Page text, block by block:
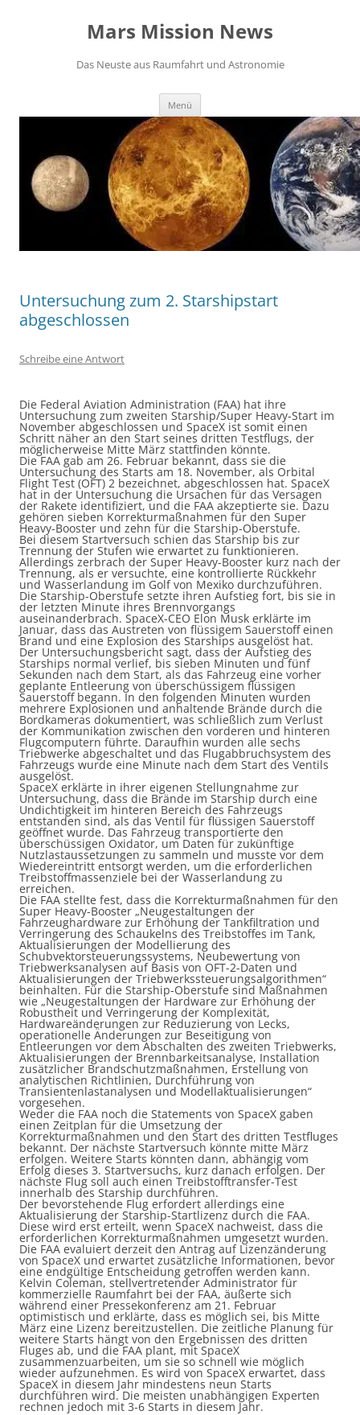
Mars Mission News
Das Neuste aus Raumfahrt und Astronomie
Menü
Untersuchung zum 2. Starshipstart
abgeschlossen
Schreibe eine Antwort
Die Federal Aviation Administration (FAA) hat ihre
Untersuchung zum zweiten Starship/Super Heavy-Start im
November abgeschlossen und SpaceX ist somit einen
Schritt näher an den Start seines dritten Testflugs, der
möglicherweise Mitte März stattfinden könnte.
Die FAA gab am 26. Februar bekannt, dass sie die
Untersuchung des Starts am 18. November, als Orbital
Flight Test (OFT) 2 bezeichnet, abgeschlossen hat. SpaceX
hat in der Untersuchung die Ursachen für das Versagen
der Rakete identifiziert, und die FAA akzeptierte sie. Dazu
gehören sieben Korrekturmaßnahmen für den Super
Heavy-Booster und zehn für die Starship-Oberstufe.
Bei diesem Startversuch schien das Starship bis zur
Trennung der Stufen wie erwartet zu funktionieren.
Allerdings zerbrach der Super Heavy-Booster kurz nach der
Trennung, als er versuchte, eine kontrollierte Rückkehr
und Wasserlandung im Golf von Mexiko durchzuführen.
Die Starship-Oberstufe setzte ihren Aufstieg fort, bis sie in
der letzten Minute ihres Brennvorgangs
auseinanderbrach. SpaceX-CEO Elon Musk erklärte im
Januar, dass das Austreten von flüssigem Sauerstoff einen
Brand und eine Explosion des Starships ausgelöst hat.
Der Untersuchungsbericht sagt, dass der Aufstieg des
Starships normal verlief, bis sieben Minuten und fünf
Sekunden nach dem Start, als das Fahrzeug eine vorher
geplante Entleerung von überschüssigem flüssigen
Sauerstoff begann. In den folgenden Minuten wurden
mehrere Explosionen und anhaltende Brände durch die
Bordkameras dokumentiert, was schließlich zum Verlust
der Kommunikation zwischen den vorderen und hinteren
Flugcomputern führte. Daraufhin wurden alle sechs
Triebwerke abgeschaltet und das Flugabbruchsystem des
Fahrzeugs wurde eine Minute nach dem Start des Ventils
ausgelöst.
SpaceX erklärte in ihrer eigenen Stellungnahme zur
Untersuchung, dass die Brände im Starship durch eine
Undichtigkeit im hinteren Bereich des Fahrzeugs
entstanden sind, als das Ventil für flüssigen Sauerstoff
geöffnet wurde. Das Fahrzeug transportierte den
überschüssigen Oxidator, um Daten für zukünftige
Nutzlastaussetzungen zu sammeln und musste vor dem
Wiedereintritt entsorgt werden, um die erforderlichen
Treibstoffmassenziele bei der Wasserlandung zu
erreichen.
Die FAA stellte fest, dass die Korrekturmaßnahmen für den
Super Heavy-Booster „Neugestaltungen der
Fahrzeughardware zur Erhöhung der Tankfiltration und
Verringerung des Schaukelns des Treibstoffes im Tank,
Aktualisierungen der Modellierung des
Schubvektorsteuerungssystems, Neubewertung von
Triebwerksanalysen auf Basis von OFT-2-Daten und
Aktualisierungen der Triebwerkssteuerungsalgorithmen“
beinhalten. Für die Starship-Oberstufe sind Maßnahmen
wie „Neugestaltungen der Hardware zur Erhöhung der
Robustheit und Verringerung der Komplexität,
Hardwareänderungen zur Reduzierung von Lecks,
operationelle Änderungen zur Beseitigung von
Entleerungen vor dem Abschalten des zweiten Triebwerks,
Aktualisierungen der Brennbarkeitsanalyse, Installation
zusätzlicher Brandschutzmaßnahmen, Erstellung von
analytischen Richtlinien, Durchführung von
Transientenlastanalysen und Modellaktualisierungen“
vorgesehen.
Weder die FAA noch die Statements von SpaceX gaben
einen Zeitplan für die Umsetzung der
Korrekturmaßnahmen und den Start des dritten Testfluges
bekannt. Der nächste Startversuch könnte mitte März
erfolgen. Weitere Starts könnten dann, abhängig vom
Erfolg dieses 3. Startversuchs, kurz danach erfolgen. Der
nächste Flug soll auch einen Treibstofftransfer-Test
innerhalb des Starship durchführen.
Der bevorstehende Flug erfordert allerdings eine
Aktualisierung der Starship-Startlizenz durch die FAA.
Diese wird erst erteilt, wenn SpaceX nachweist, dass die
erforderlichen Korrekturmaßnahmen umgesetzt wurden.
Die FAA evaluiert derzeit den Antrag auf Lizenzänderung
von SpaceX und erwartet zusätzliche Informationen, bevor
eine endgültige Entscheidung getroffen werden kann.
Kelvin Coleman, stellvertretender Administrator für
kommerzielle Raumfahrt bei der FAA, äußerte sich
während einer Pressekonferenz am 21. Februar
optimistisch und erklärte, dass es möglich sei, bis Mitte
März eine Lizenz bereitzustellen. Die zeitliche Planung für
weitere Starts hängt von den Ergebnissen des dritten
Fluges ab, und die FAA plant, mit SpaceX
zusammenzuarbeiten, um sie so schnell wie möglich
wieder aufzunehmen. Es wird von SpaceX erwartet, dass
SpaceX in diesem Jahr mindestens neun Starts
durchführen wird. Die meisten unabhängigen Experten
rechnen jedoch mit 3-6 Starts in diesem Jahr.